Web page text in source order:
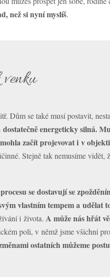
než si nyní myslíš.
Dům se také musí postavit,
energeticky silná.
začít projevovat i v
Stejně tak nemusíme vidět,
se dostavují se
vlastním tempem a udělat
i života. A může nás hřát
poli, v němž jsme všichni
ostatních můžeme